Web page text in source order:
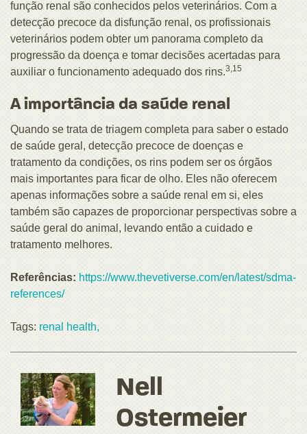
função renal são conhecidos pelos veterinários. Com a
detecção precoce da disfunção renal, os profissionais
veterinários podem obter um panorama completo da
progressão da doença e tomar decisões acertadas para
auxiliar o funcionamento adequado dos rins.3,15
A importância da saúde renal
Quando se trata de triagem completa para saber o estado
de saúde geral, detecção precoce de doenças e
tratamento da condições, os rins podem ser os órgãos
mais importantes para ficar de olho. Eles não oferecem
apenas informações sobre a saúde renal em si, eles
também são capazes de proporcionar perspectivas sobre a
saúde geral do animal, levando então a cuidado e
tratamento melhores.
Referências: https://www.thevetiverse.com/en/latest/sdma-
references/
Tags: renal health,
Nell
Ostermeier